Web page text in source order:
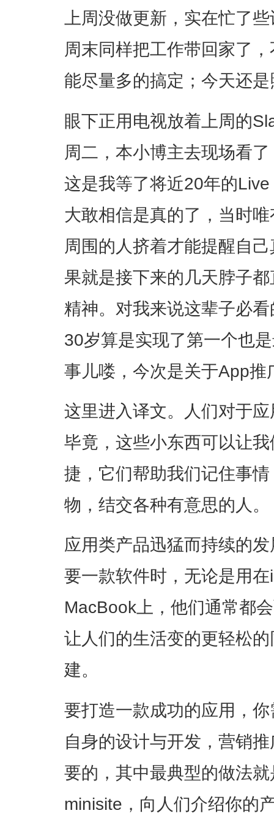
上周没做更新，实在忙了
周末同样把工作带回家了
能尽量多的搞定；今天还
眼下正用电视放着上周的
周二，本小博主去现场看
这是我等了将近20年的
大敢相信是真的了，当时
周围的人挤着才能提醒自
果就是接下来的几天脖子
精神。对我来说这辈子必
30岁算是实现了第一个也
事儿喽，今次是关于App推
这里进入译文。人们对于
毕竟，这些小东西可以让
捷，它们帮助我们记住事
物，结交各种有意思的人。
应用类产品迅猛而持续的
要一款软件时，无论是用
MacBook上，他们通常都
让人们的生活变的更轻松
建。
要打造一款成功的应用，
自身的设计与开发，营销
要的，其中最典型的做法
minisite，向人们介绍你的